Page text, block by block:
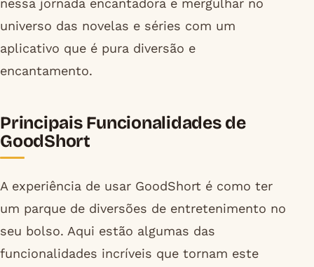
nessa jornada encantadora e mergulhar no
universo das novelas e séries com um
aplicativo que é pura diversão e
encantamento.
Principais Funcionalidades de
GoodShort
A experiência de usar GoodShort é como ter
um parque de diversões de entretenimento no
seu bolso. Aqui estão algumas das
funcionalidades incríveis que tornam este